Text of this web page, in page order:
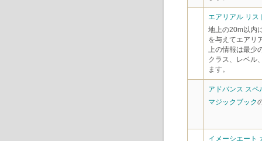
エアリアル リス
地上の20m以内
を与えてエアリ
上の情報は最少
クラス、レベル
ます。
アドバンス スペ
マジックブック
イメーシエート